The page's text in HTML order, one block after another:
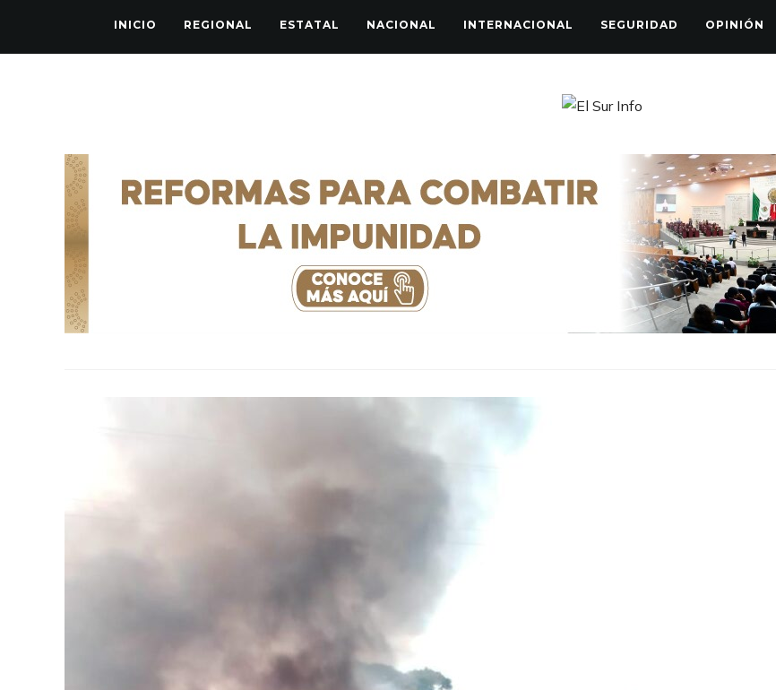
INICIO REGIONAL ESTATAL NACIONAL INTERNACIONAL SEGURIDAD OPINIÓN